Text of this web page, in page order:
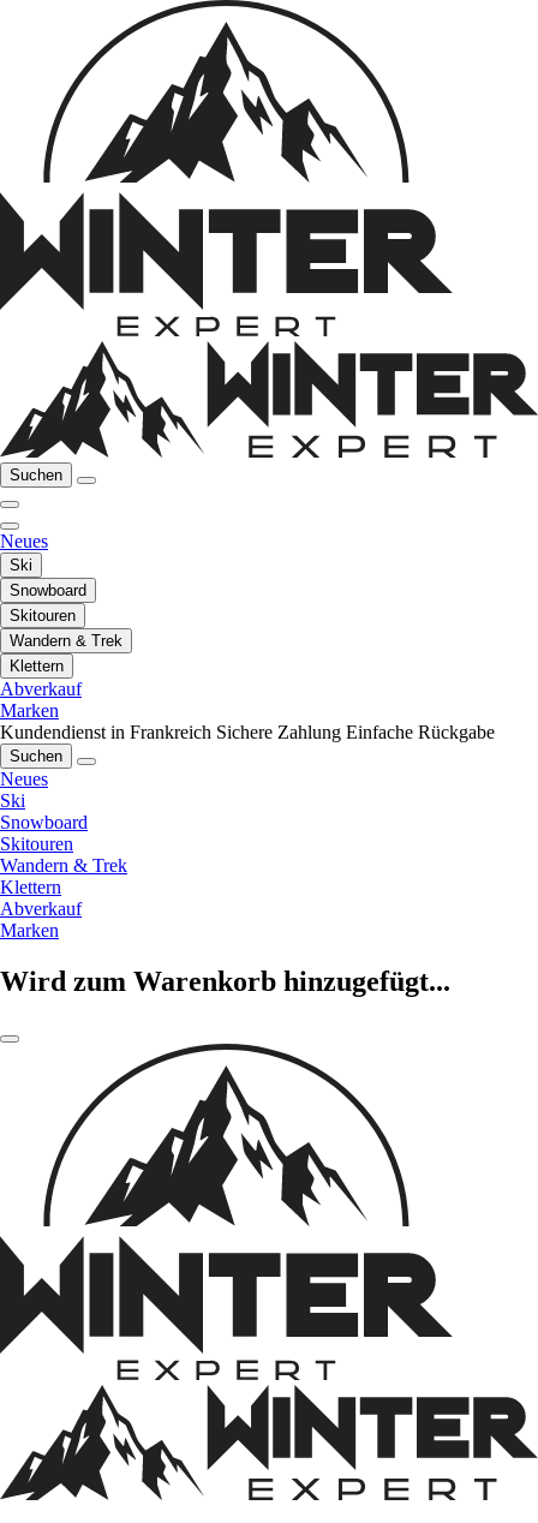
Suchen
Neues
Ski
Snowboard
Skitouren
Wandern & Trek
Klettern
Abverkauf
Marken
Kundendienst in Frankreich Sichere Zahlung Einfache Rückgabe
Suchen
Neues
Ski
Snowboard
Skitouren
Wandern & Trek
Klettern
Abverkauf
Marken
Wird zum Warenkorb hinzugefügt...